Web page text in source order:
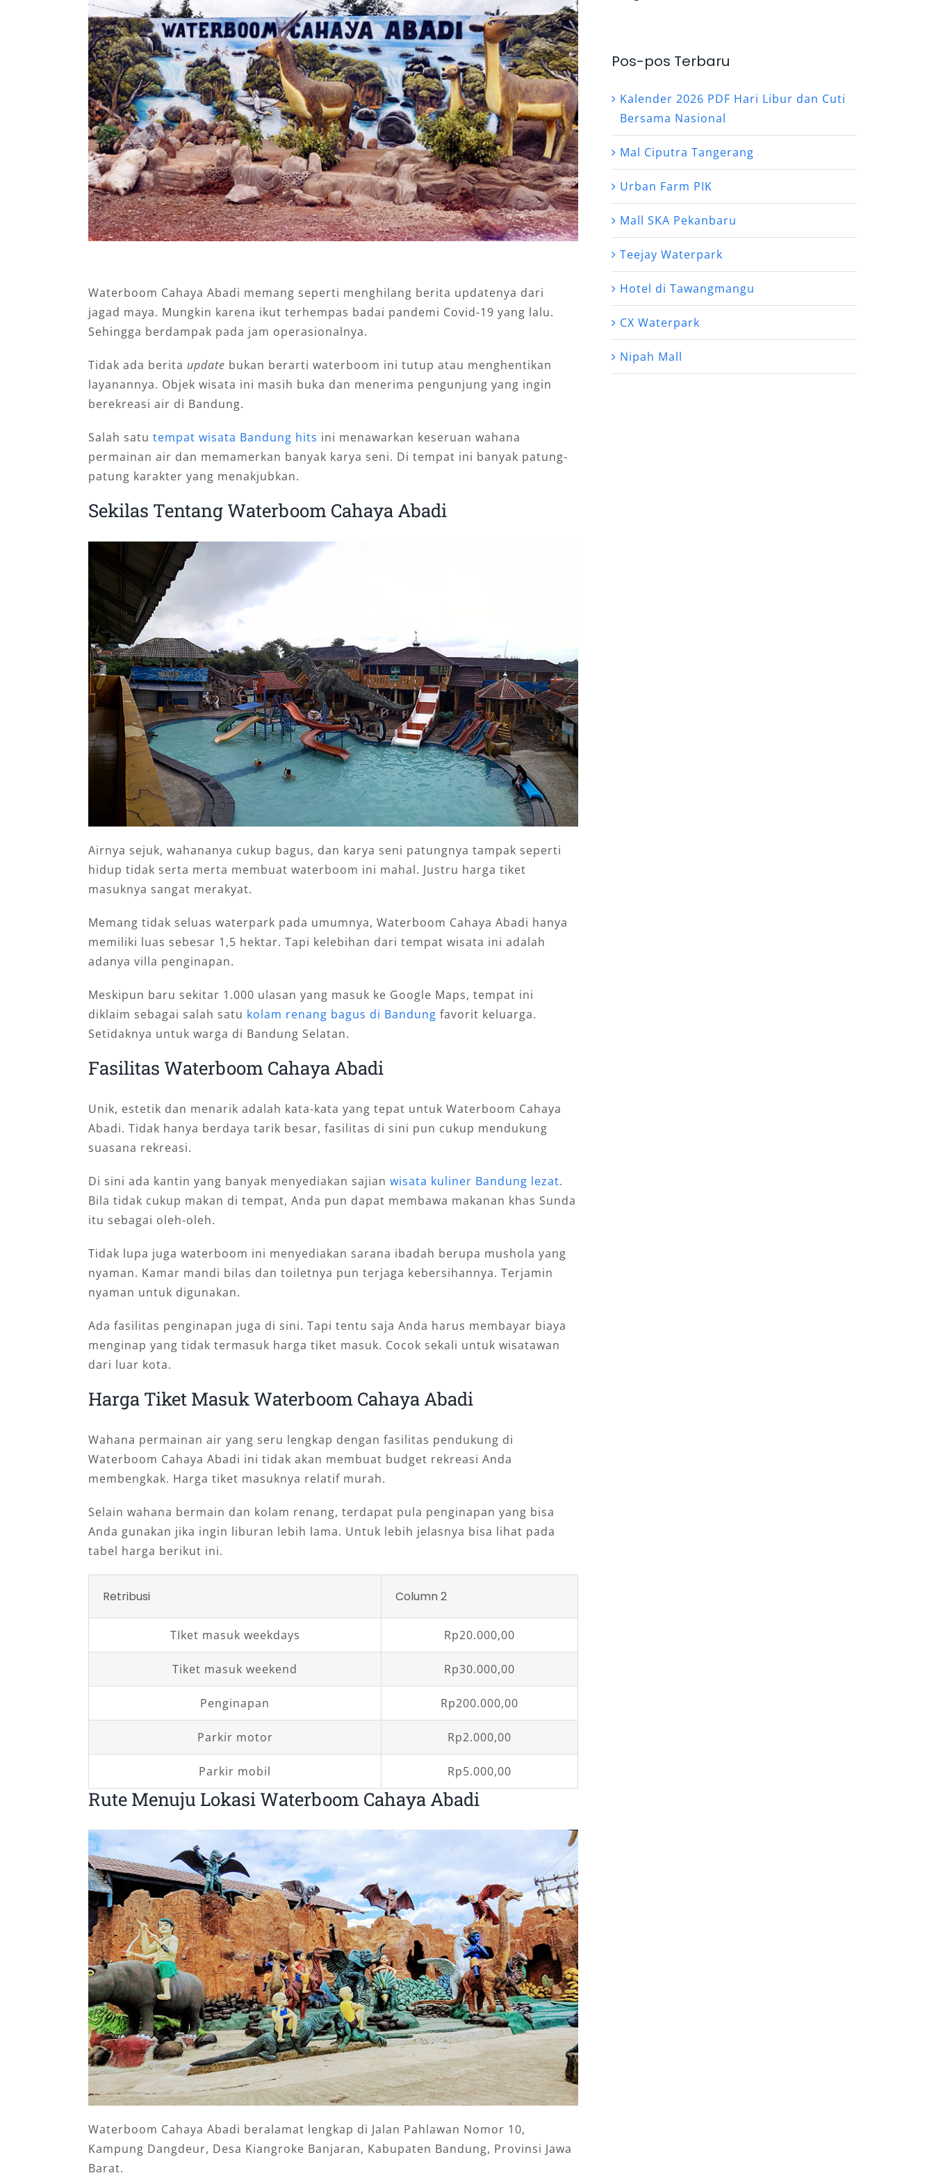
Waterboom Cahaya Abadi memang seperti menghilang berita updatenya dari
jagad maya. Mungkin karena ikut terhempas badai pandemi Covid-19 yang lalu.
Sehingga berdampak pada jam operasionalnya.
Tidak ada berita update bukan berarti waterboom ini tutup atau menghentikan
layanannya. Objek wisata ini masih buka dan menerima pengunjung yang ingin
berekreasi air di Bandung.
Salah satu tempat wisata Bandung hits ini menawarkan keseruan wahana
permainan air dan memamerkan banyak karya seni. Di tempat ini banyak patung-
patung karakter yang menakjubkan.
Sekilas Tentang Waterboom Cahaya Abadi
Airnya sejuk, wahananya cukup bagus, dan karya seni patungnya tampak seperti
hidup tidak serta merta membuat waterboom ini mahal. Justru harga tiket
masuknya sangat merakyat.
Memang tidak seluas waterpark pada umumnya, Waterboom Cahaya Abadi hanya
memiliki luas sebesar 1,5 hektar. Tapi kelebihan dari tempat wisata ini adalah
adanya villa penginapan.
Meskipun baru sekitar 1.000 ulasan yang masuk ke Google Maps, tempat ini
diklaim sebagai salah satu kolam renang bagus di Bandung favorit keluarga.
Setidaknya untuk warga di Bandung Selatan.
Fasilitas Waterboom Cahaya Abadi
Unik, estetik dan menarik adalah kata-kata yang tepat untuk Waterboom Cahaya
Abadi. Tidak hanya berdaya tarik besar, fasilitas di sini pun cukup mendukung
suasana rekreasi.
Di sini ada kantin yang banyak menyediakan sajian wisata kuliner Bandung lezat.
Bila tidak cukup makan di tempat, Anda pun dapat membawa makanan khas Sunda
itu sebagai oleh-oleh.
Tidak lupa juga waterboom ini menyediakan sarana ibadah berupa mushola yang
nyaman. Kamar mandi bilas dan toiletnya pun terjaga kebersihannya. Terjamin
nyaman untuk digunakan.
Ada fasilitas penginapan juga di sini. Tapi tentu saja Anda harus membayar biaya
menginap yang tidak termasuk harga tiket masuk. Cocok sekali untuk wisatawan
dari luar kota.
Harga Tiket Masuk Waterboom Cahaya Abadi
Wahana permainan air yang seru lengkap dengan fasilitas pendukung di
Waterboom Cahaya Abadi ini tidak akan membuat budget rekreasi Anda
membengkak. Harga tiket masuknya relatif murah.
Selain wahana bermain dan kolam renang, terdapat pula penginapan yang bisa
Anda gunakan jika ingin liburan lebih lama. Untuk lebih jelasnya bisa lihat pada
tabel harga berikut ini.
Retribusi Column 2
TIket masuk weekdays Rp20.000,00
Tiket masuk weekend Rp30.000,00
Penginapan Rp200.000,00
Parkir motor Rp2.000,00
Parkir mobil Rp5.000,00
Rute Menuju Lokasi Waterboom Cahaya Abadi
Waterboom Cahaya Abadi beralamat lengkap di Jalan Pahlawan Nomor 10,
Kampung Dangdeur, Desa Kiangroke Banjaran, Kabupaten Bandung, Provinsi Jawa
Barat.
Pos-pos Terbaru
Kalender 2026 PDF Hari Libur dan Cuti
Bersama Nasional
Mal Ciputra Tangerang
Urban Farm PIK
Mall SKA Pekanbaru
Teejay Waterpark
Hotel di Tawangmangu
CX Waterpark
Nipah Mall